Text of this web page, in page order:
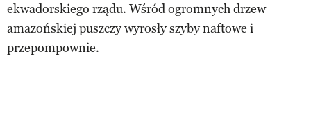
ekwadorskiego rządu. Wśród ogromnych drzew
amazońskiej puszczy wyrosły szyby naftowe i
przepompownie.